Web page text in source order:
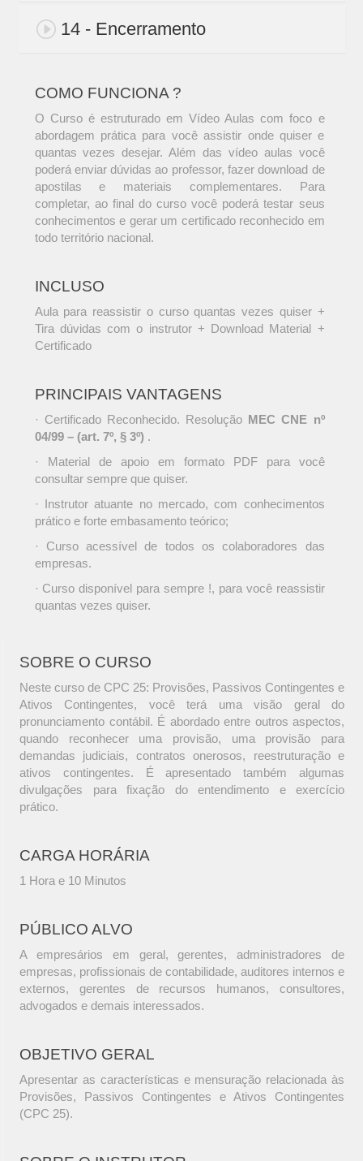
14 - Encerramento
COMO FUNCIONA ?
O Curso é estruturado em Vídeo Aulas com foco e
abordagem prática para você assistir onde quiser e
quantas vezes desejar. Além das vídeo aulas você
poderá enviar dúvidas ao professor, fazer download de
apostilas e materiais complementares. Para
completar, ao final do curso você poderá testar seus
conhecimentos e gerar um certificado reconhecido em
todo território nacional.
INCLUSO
Aula para reassistir o curso quantas vezes quiser +
Tira dúvidas com o instrutor + Download Material +
Certificado
PRINCIPAIS VANTAGENS
· Certificado Reconhecido. Resolução MEC CNE nº
04/99 – (art. 7º, § 3º) .
· Material de apoio em formato PDF para você
consultar sempre que quiser.
· Instrutor atuante no mercado, com conhecimentos
prático e forte embasamento teórico;
· Curso acessível de todos os colaboradores das
empresas.
· Curso disponível para sempre !, para você reassistir
quantas vezes quiser.
SOBRE O CURSO
Neste curso de CPC 25: Provisões, Passivos Contingentes e
Ativos Contingentes, você terá uma visão geral do
pronunciamento contábil. É abordado entre outros aspectos,
quando reconhecer uma provisão, uma provisão para
demandas judiciais, contratos onerosos, reestruturação e
ativos contingentes. É apresentado também algumas
divulgações para fixação do entendimento e exercício
prático.
CARGA HORÁRIA
1 Hora e 10 Minutos
PÚBLICO ALVO
A empresários em geral, gerentes, administradores de
empresas, profissionais de contabilidade, auditores internos e
externos, gerentes de recursos humanos, consultores,
advogados e demais interessados.
OBJETIVO GERAL
Apresentar as características e mensuração relacionada às
Provisões, Passivos Contingentes e Ativos Contingentes
(CPC 25).